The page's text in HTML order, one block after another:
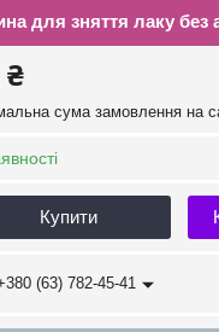
для зняття лаку
₴
сума замовлення на
Купити
(63) 782-45-41